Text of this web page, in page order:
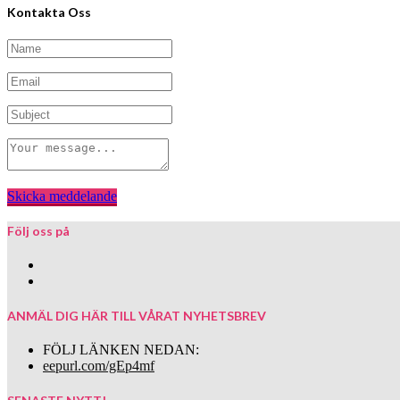
Kontakta Oss
Skicka meddelande
Följ oss på
ANMÄL DIG HÄR TILL VÅRAT NYHETSBREV
FÖLJ LÄNKEN NEDAN:
eepurl.com/gEp4mf